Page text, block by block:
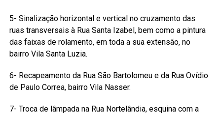
5- Sinalização horizontal e vertical no cruzamento das
ruas transversais à Rua Santa Izabel, bem como a pintura
das faixas de rolamento, em toda a sua extensão, no
bairro Vila Santa Luzia.
6- Recapeamento da Rua São Bartolomeu e da Rua Ovídio
de Paulo Correa, bairro Vila Nasser.
7- Troca de lâmpada na Rua Nortelândia, esquina com a